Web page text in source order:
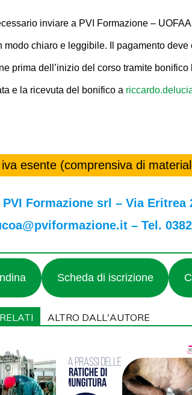
inviare a PVI Formazione –
modo chiaro e leggibile. Il pagamento
prima dell’inizio del corso tramite
e la ricevuta del bonifico a
esente (comprensiva di
PVI Formazione srl – Via Eritrea
– Tel.
Scheda di iscrizione
ALTRO DALL'AUTORE